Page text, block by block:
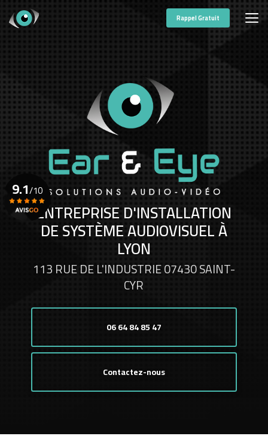
contenu
Rappel Gratuit
ENTREPRISE D'INSTALLATION
DE SYSTÈME AUDIOVISUEL À
LYON
113 RUE DE L'INDUSTRIE 07430 SAINT-
CYR
06 64 84 85 47
Contactez-nous
9.1/10
Voir le certificat